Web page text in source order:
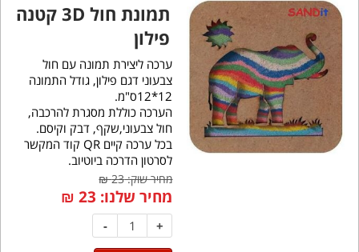
תמונת חול 3D קטנה
פילון
ערכה ליצירת תמונה עם חול
צבעוני דגם פילון, גודל התמונה
12*12ס"מ.
הערכה כוללת מסגרת להרכבה,
חול צבעוני,שקף, דבק וקיסם.
בכל ערכה קיים QR קוד המקשר
לסרטון הדרכה ביוטיוב.
מחיר שוק: 23 ₪
מחיר שלנו: 23
₪
+
-